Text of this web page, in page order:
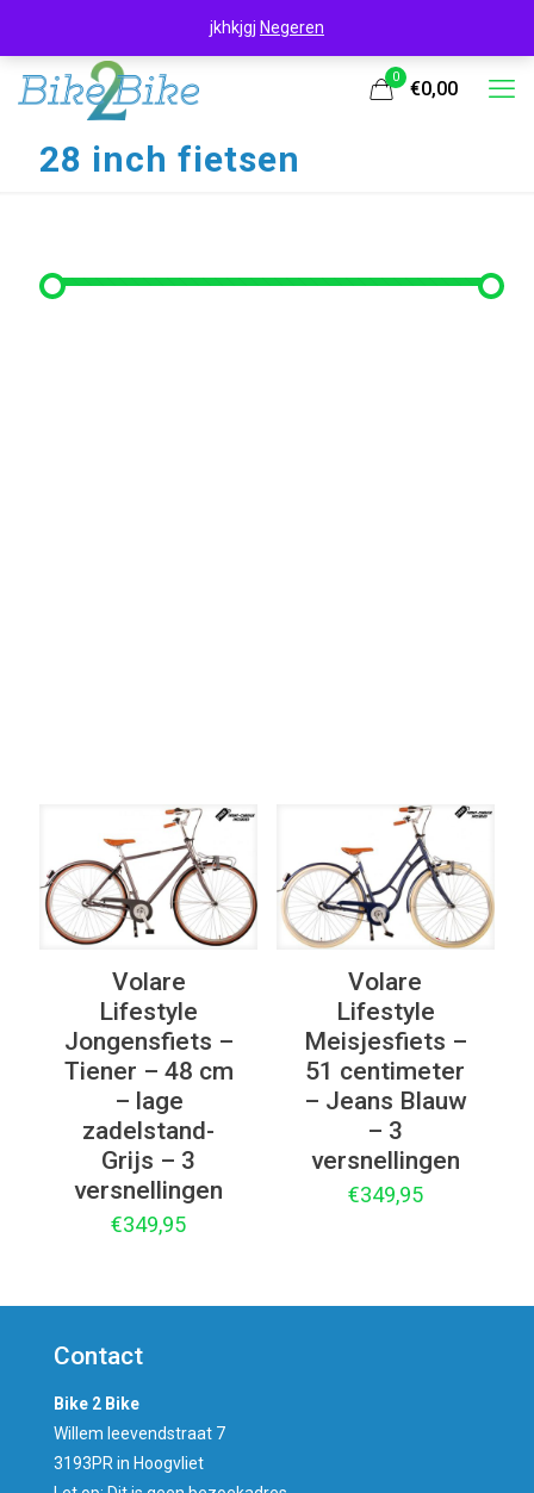
0
€0,00
28 inch fietsen
Volare
Lifestyle
Jongensfiets –
Tiener – 48 cm
– lage
zadelstand-
Grijs – 3
versnellingen
€349,95
Volare
Lifestyle
Meisjesfiets –
51 centimeter
– Jeans Blauw
– 3
versnellingen
€349,95
Contact
Bike 2 Bike
Willem leevendstraat 7
3193PR in Hoogvliet
jkhkjgj Negeren